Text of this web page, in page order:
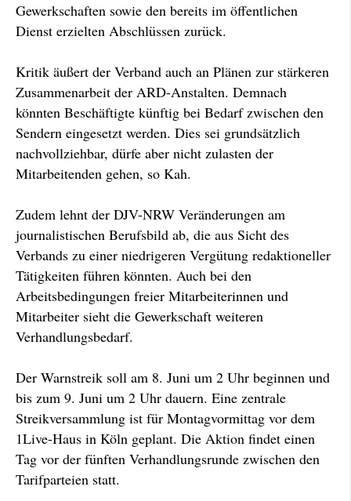
Gewerkschaften sowie den bereits im öffentlichen
Dienst erzielten Abschlüssen zurück.
Kritik äußert der Verband auch an Plänen zur stärkeren
Zusammenarbeit der ARD-Anstalten. Demnach
könnten Beschäftigte künftig bei Bedarf zwischen den
Sendern eingesetzt werden. Dies sei grundsätzlich
nachvollziehbar, dürfe aber nicht zulasten der
Mitarbeitenden gehen, so Kah.
Zudem lehnt der DJV-NRW Veränderungen am
journalistischen Berufsbild ab, die aus Sicht des
Verbands zu einer niedrigeren Vergütung redaktioneller
Tätigkeiten führen könnten. Auch bei den
Arbeitsbedingungen freier Mitarbeiterinnen und
Mitarbeiter sieht die Gewerkschaft weiteren
Verhandlungsbedarf.
Der Warnstreik soll am 8. Juni um 2 Uhr beginnen und
bis zum 9. Juni um 2 Uhr dauern. Eine zentrale
Streikversammlung ist für Montagvormittag vor dem
1Live-Haus in Köln geplant. Die Aktion findet einen
Tag vor der fünften Verhandlungsrunde zwischen den
Tarifparteien statt.